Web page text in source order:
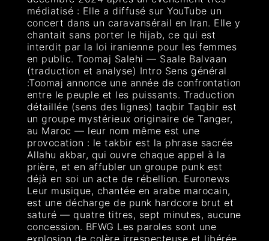
médiatisé : Elle a diffusé sur YouTube un
concert dans un caravansérail en Iran. Elle y
chantait sans porter le hijab, ce qui est
interdit par la loi iranienne pour les femmes
en public. Toomaj Salehi — Saale Balvaan
(traduction et analyse) Intro Sens général
:Toomaj annonce une année de confrontation
entre le peuple et les puissants. Traduction
détaillée (sens des lignes) taqbir Taqbir est
un groupe mystérieux originaire de Tanger,
au Maroc — leur nom même est une
provocation : le takbir est la phrase sacrée
Allahu akbar, qui ouvre chaque appel à la
prière, et en affubler un groupe punk est
déjà en soi un acte de rébellion. Euronews
Leur musique, chantée en arabe marocain,
est une décharge de punk hardcore brut et
saturé — quatre titres, sept minutes, aucune
concession. BFWG Les paroles sont une
explosion de colère irrespecteuse et libérée